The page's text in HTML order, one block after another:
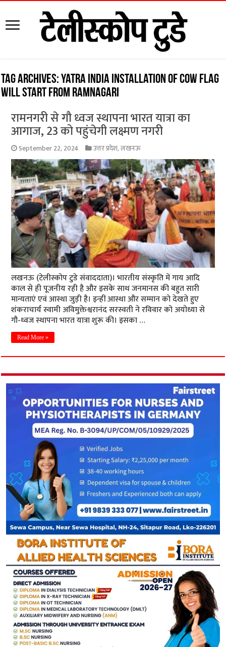
Tag Archives:Yatra India installation of cow flag
will start from Ramnagari
रामनगरी से गौ ध्वज स्थापना भारत यात्रा का
आगाज, 23 को पहुंचेगी लक्ष्मण नगरी
September 22, 2024 उत्तर प्रदेश,लखनऊ
लखनऊ (टेलीस्कोप टुडे संवाददाता)। भारतीय संस्कृति में गाय आदि
काल से ही पूजनीय रही है और इसके साथ जनमानस की बहुत सारी
मान्यताएं एवं आस्था जुड़ी है। इन्हीं आस्था और सम्मान को देखते हुए
शंकराचार्य स्वामी अविमुक्तेश्वरानंद सरस्वती ने रविवार को अयोध्या से
गौ-ध्वज स्थापना भारत यात्रा शुरू की। इसका …
Read More »